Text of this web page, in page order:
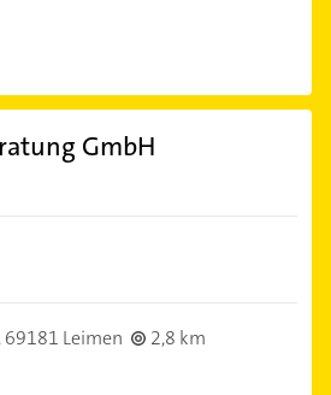
GmbH
69181 Leimen
2,8 km